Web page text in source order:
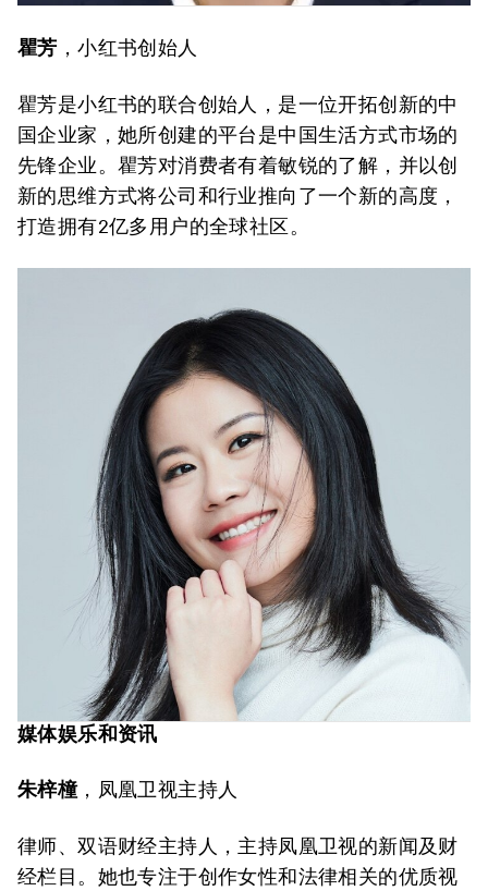
瞿芳 ，小红书创始人
瞿芳是小红书的联合创始人，是一位开拓创新的中
国企业家，她所创建的平台是中国生活方式市场的
先锋企业。瞿芳对消费者有着敏锐的了解，并以创
新的思维方式将公司和行业推向了一个新的高度，
打造拥有2亿多用户的全球社区。
媒体娱乐和资讯
朱梓橦，凤凰卫视主持人
律师、双语财经主持人，主持凤凰卫视的新闻及财
经栏目。她也专注于创作女性和法律相关的优质视